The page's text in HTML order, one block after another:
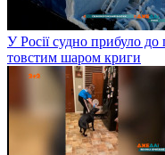
У Росії судно прибуло
товстим шаром криги